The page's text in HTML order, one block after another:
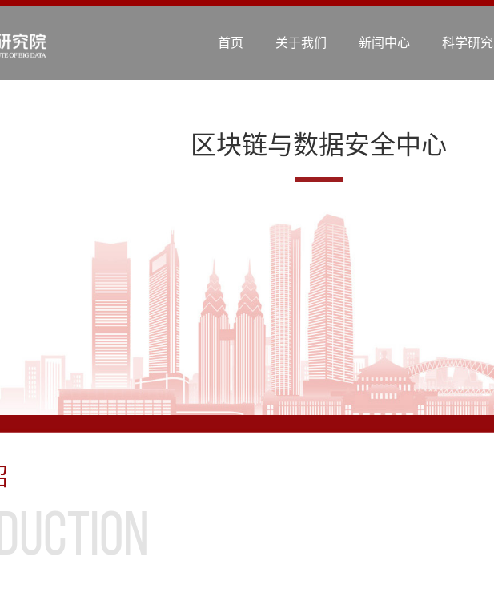
首页 关于我们 新闻中心 科学研究
区块链与数据安全中心